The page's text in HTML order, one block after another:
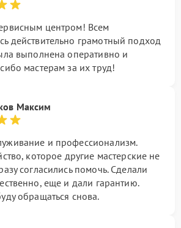
центром! Всем
действительно грамотный подход
выполнена оперативно и
мастерам за их труд!
Максим
и профессионализм.
которое другие мастерские не
согласились помочь. Сделали
еще и дали гарантию.
обращаться снова.